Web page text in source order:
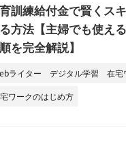
訓練給付金で賢くス
方法【主婦でも使え
を完全解説】
ライター デジタル学習
在宅
ワークのはじめ方